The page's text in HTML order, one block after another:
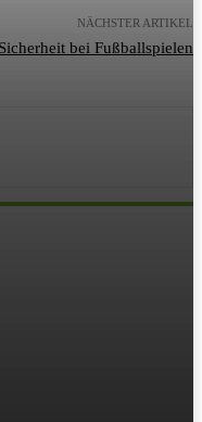
NÄCHSTER ARTIKEL
bei Fußballspielen